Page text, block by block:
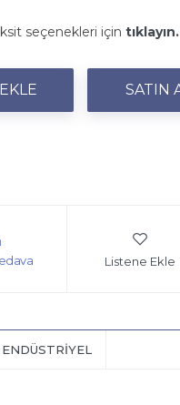
seçenekleri için tıklayın.
Listene Ekle